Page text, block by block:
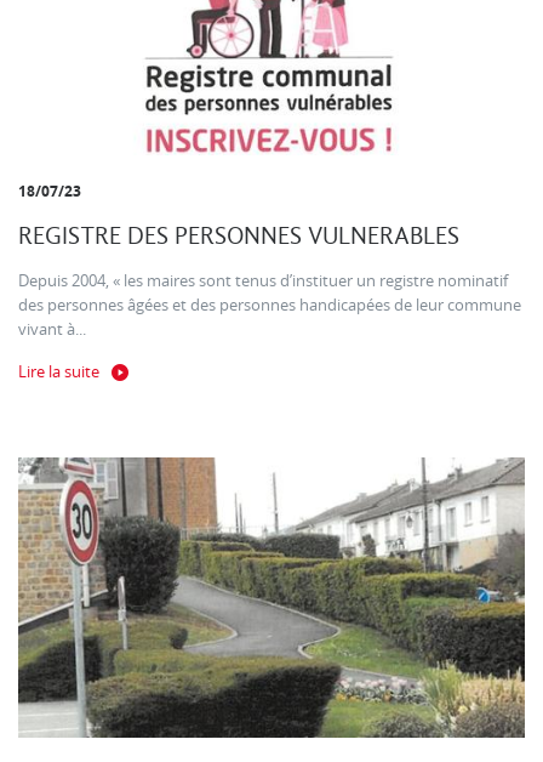
18/07/23
REGISTRE DES PERSONNES VULNERABLES
Depuis 2004, « les maires sont tenus d’instituer un registre nominatif
des personnes âgées et des personnes handicapées de leur commune
vivant à...
Lire la suite